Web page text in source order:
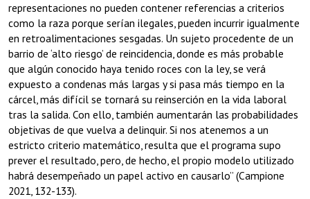
representaciones no pueden contener referencias a criterios
como la raza porque serían ilegales, pueden incurrir igualmente
en retroalimentaciones sesgadas. Un sujeto procedente de un
barrio de ‘alto riesgo’ de reincidencia, donde es más probable
que algún conocido haya tenido roces con la ley, se verá
expuesto a condenas más largas y si pasa más tiempo en la
cárcel, más difícil se tornará su reinserción en la vida laboral
tras la salida. Con ello, también aumentarán las probabilidades
objetivas de que vuelva a delinquir. Si nos atenemos a un
estricto criterio matemático, resulta que el programa supo
prever el resultado, pero, de hecho, el propio modelo utilizado
habrá desempeñado un papel activo en causarlo” (Campione
2021, 132-133).